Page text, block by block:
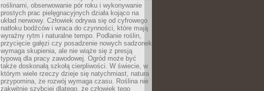
roślinami, obserwowanie pór roku i wykonywanie
prostych prac pielęgnacyjnych działa kojąco na
układ nerwowy. Człowiek odrywa się od cyfrowego
natłoku bodźców i wraca do czynności, które mają
wyraźny rytm i naturalne tempo. Podlanie roślin,
przycięcie gałęzi czy posadzenie nowych sadzonek
wymaga skupienia, ale nie wiąże się z presją
typową dla pracy zawodowej. Ogród może być
także doskonałą szkołą cierpliwości. W świecie, w
którym wiele rzeczy dzieje się natychmiast, natura
przypomina, że rozwój wymaga czasu. Roślina nie
zakwitnie szybciej dlatego, że człowiek tego